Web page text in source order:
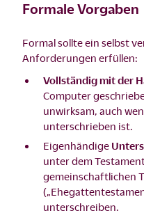
Formale Vorgaben
Formal sollte ein selbst
Anforderungen erfüllen:
Vollständig mit der
Computer
unwirksam, auch
unterschrieben ist.
Eigenhändige
unter dem
gemeinschaftlichen
unterschreiben.